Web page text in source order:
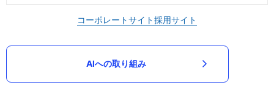
コーポレートサイト採用サイト
AIへの取り組み